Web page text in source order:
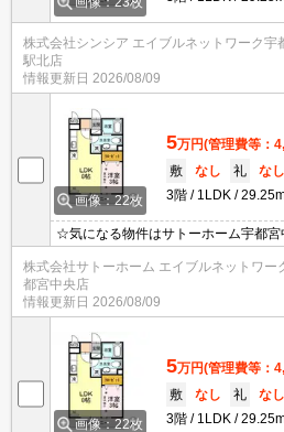
株式会社シンシア エイブルネットワーク宇
駅北店
情報更新日 2026/08/09
画像：22枚
5万円(管理費等：
敷
なし 礼
なし
3階
1LDK
☆気になる物件はサトーホーム宇都
株式会社サトーホーム エイブルネットワー
都宮中央店
情報更新日 2026/08/09
画像：22枚
5万円(管理費等：
敷
なし 礼
なし
3階
1LDK